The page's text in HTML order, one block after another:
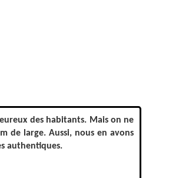
des habitants. Mais on ne
de large. Aussi, nous en avons
authentiques.